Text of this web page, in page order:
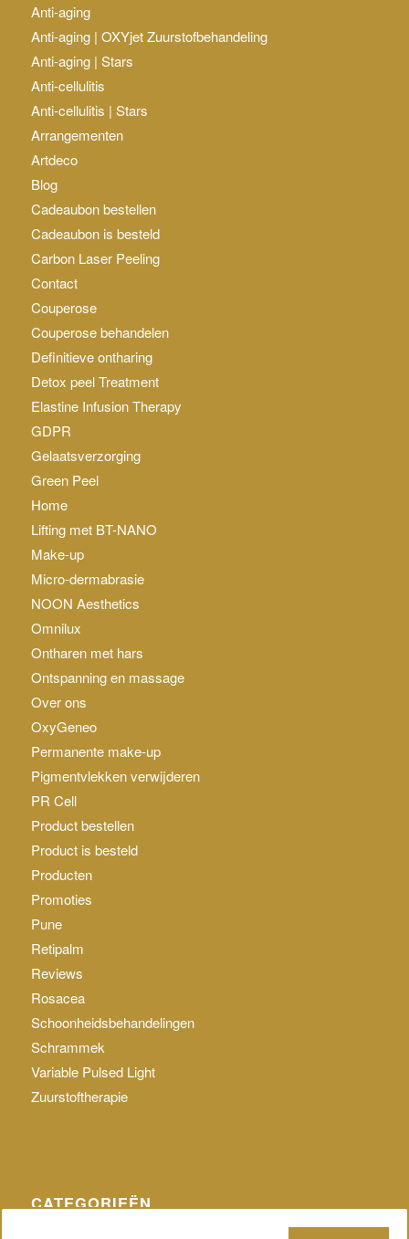
Anti-aging
Anti-aging | OXYjet Zuurstofbehandeling
Anti-aging | Stars
Anti-cellulitis
Anti-cellulitis | Stars
Arrangementen
Artdeco
Blog
Cadeaubon bestellen
Cadeaubon is besteld
Carbon Laser Peeling
Contact
Couperose
Couperose behandelen
Definitieve ontharing
Detox peel Treatment
Elastine Infusion Therapy
GDPR
Gelaatsverzorging
Green Peel
Home
Lifting met BT-NANO
Make-up
Micro-dermabrasie
NOON Aesthetics
Omnilux
Ontharen met hars
Ontspanning en massage
Over ons
OxyGeneo
Permanente make-up
Pigmentvlekken verwijderen
PR Cell
Product bestellen
Product is besteld
Producten
Promoties
Pune
Retipalm
Reviews
Rosacea
Schoonheidsbehandelingen
Schrammek
Variable Pulsed Light
Zuurstoftherapie
CATEGORIEËN